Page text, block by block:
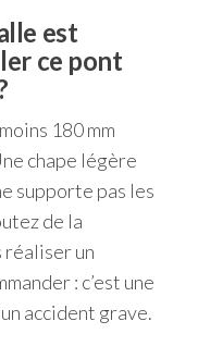
est
ce pont
180 mm
chape légère
supporte pas les
de la
un
: c’est une
accident grave.